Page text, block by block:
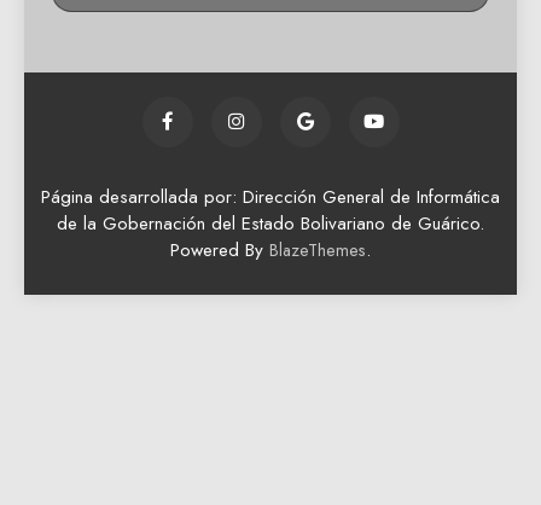
Página desarrollada por: Dirección General de Informática
de la Gobernación del Estado Bolivariano de Guárico.
Powered By BlazeThemes.